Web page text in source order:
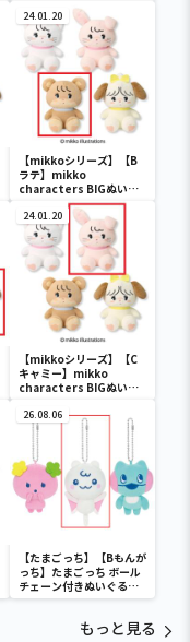
24.01.20
【mikkoシリーズ】【B
ラテ】mikko
characters BIGぬいぐ
24.01.20
【mikkoシリーズ】【C
キャミー】mikko
characters BIGぬいぐ
26.08.06
【たまごっち】【Bもんが
っち】たまごっち ボール
チェーン付きぬいぐるみ
～Tamagotchi
もっと見る